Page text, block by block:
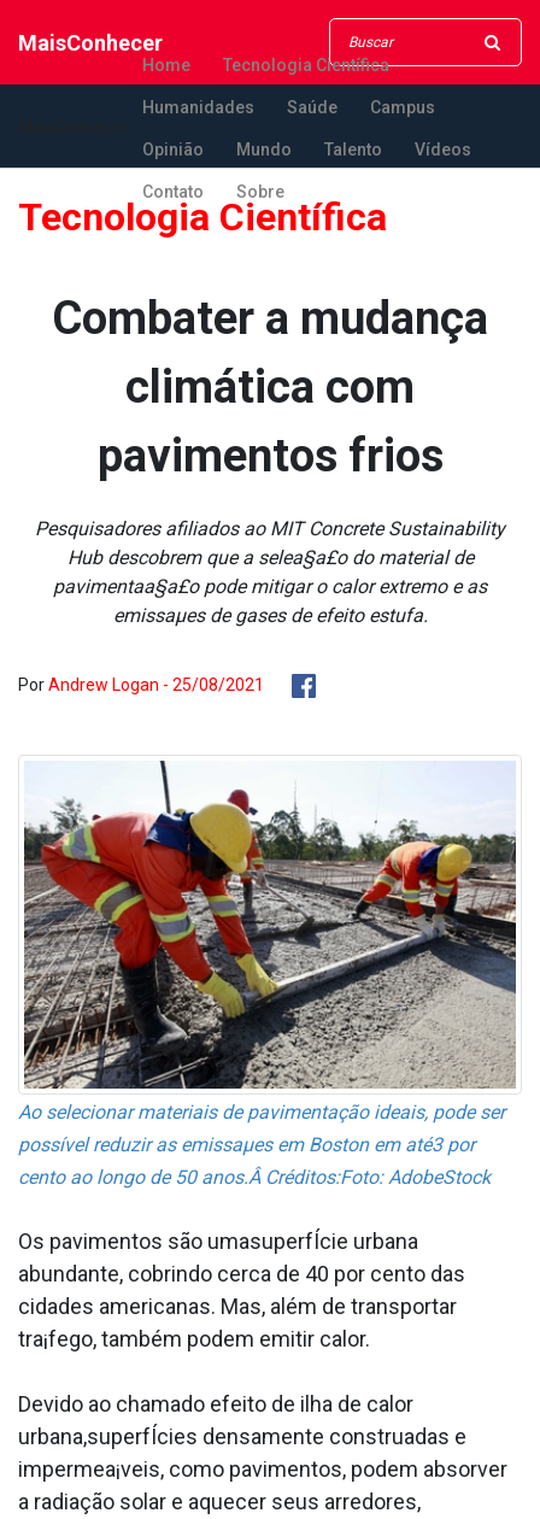
MaisConhecer
Home Tecnologia Científica
Humanidades Saúde Campus
Opinião Mundo Talento Vídeos
Contato Sobre
Tecnologia Científica
Combater a mudança
climática com
pavimentos frios
Pesquisadores afiliados ao MIT Concrete Sustainability
Hub descobrem que a selea§a£o do material de
pavimentaa§a£o pode mitigar o calor extremo e as
emissaµes de gases de efeito estufa.
PorAndrew Logan - 25/08/2021
Ao selecionar materiais de pavimentação ideais, pode ser
possí­vel reduzir as emissaµes em Boston em até3 por
cento ao longo de 50 anos.Â Créditos:Foto: AdobeStock
Os pavimentos são umasuperfÍcie urbana
abundante, cobrindo cerca de 40 por cento das
cidades americanas. Mas, além de transportar
tra¡fego, também podem emitir calor.
Devido ao chamado efeito de ilha de calor
urbana,superfÍcies densamente construa­das e
impermea¡veis, como pavimentos, podem absorver
a radiação solar e aquecer seus arredores,